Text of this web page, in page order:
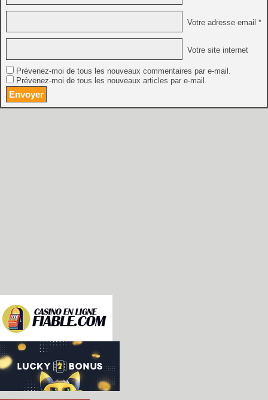
Votre adresse email *
Votre site internet
Prévenez-moi de tous les nouveaux commentaires par e-mail.
Prévenez-moi de tous les nouveaux articles par e-mail.